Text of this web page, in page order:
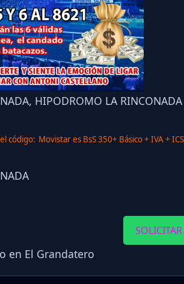
código: Movistar es BsS 350+ Básico + IVA +
en El Grandatero